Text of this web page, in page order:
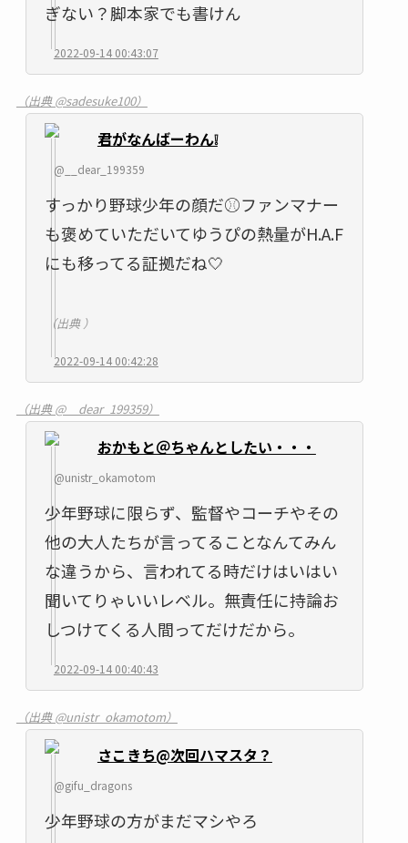
ぎない？脚本家でも書けん
2022-09-14 00:43:07
（出典 @sadesuke100）
君がなんばーわん❕
@__dear_199359
すっかり野球少年の顔だ⚾️ファンマナー
も褒めていただいてゆうぴの熱量がH.A.F
にも移ってる証拠だね🤍
（出典 ）
2022-09-14 00:42:28
（出典 @__dear_199359）
おかもと＠ちゃんとしたい・・・
@unistr_okamotom
少年野球に限らず、監督やコーチやその
他の大人たちが言ってることなんてみん
な違うから、言われてる時だけはいはい
聞いてりゃいいレベル。無責任に持論お
しつけてくる人間ってだけだから。
2022-09-14 00:40:43
（出典 @unistr_okamotom）
さこきち@次回ハマスタ？
@gifu_dragons
少年野球の方がまだマシやろ